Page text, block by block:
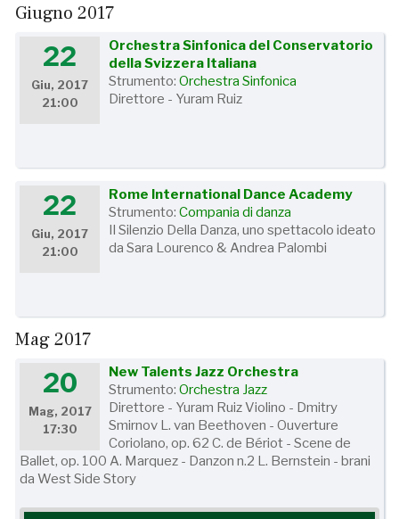
Giugno 2017
22
Giu, 2017
21:00
Orchestra Sinfonica del Conservatorio
della Svizzera Italiana
Strumento:Orchestra Sinfonica
Direttore - Yuram Ruiz
22
Giu, 2017
21:00
Rome International Dance Academy
Strumento:Compania di danza
Il Silenzio Della Danza, uno spettacolo ideato
da Sara Lourenco & Andrea Palombi
Mag 2017
20
Mag, 2017
17:30
New Talents Jazz Orchestra
Strumento:Orchestra Jazz
Direttore - Yuram Ruiz Violino - Dmitry
Smirnov L. van Beethoven - Ouverture
Coriolano, op. 62 C. de Bériot - Scene de
Ballet, op. 100 A. Marquez - Danzon n.2 L. Bernstein - brani
da West Side Story